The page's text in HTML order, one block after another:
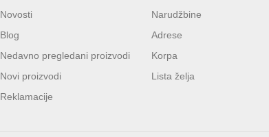
Novosti
Blog
Nedavno pregledani proizvodi
Novi proizvodi
Reklamacije
Narudžbine
Adrese
Korpa
Lista želja